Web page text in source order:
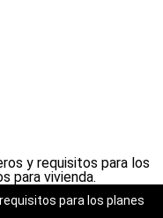
para los planes